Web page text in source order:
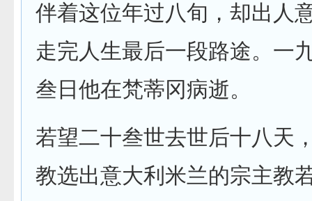
伴着这位年过八旬，却出人
走完人生最后一段路途。一
叁日他在梵蒂冈病逝。
若望二十叁世去世后十八天
教选出意大利米兰的宗主教